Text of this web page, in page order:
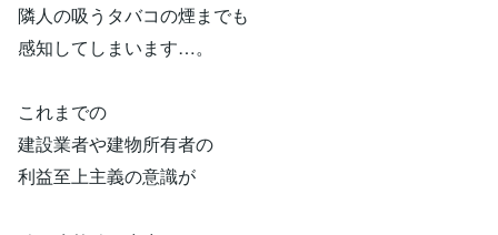
隣人の吸うタバコの煙までも
感知してしまいます…。
これまでの
建設業者や建物所有者の
利益至上主義の意識が